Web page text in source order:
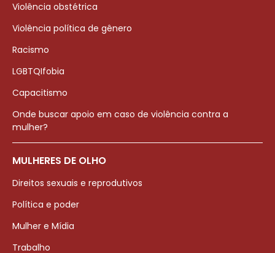
Violência obstétrica
Violência política de gênero
Racismo
LGBTQIfobia
Capacitismo
Onde buscar apoio em caso de violência contra a
mulher?
MULHERES DE OLHO
Direitos sexuais e reprodutivos
Política e poder
Mulher e Mídia
Trabalho